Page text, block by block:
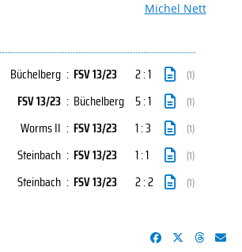
Michel Nett
Büchelberg : FSV 13/23 2 : 1 (1)
FSV 13/23 : Büchelberg 5 : 1 (1)
Worms II : FSV 13/23 1 : 3 (1)
Steinbach : FSV 13/23 1 : 1 (1)
Steinbach : FSV 13/23 2 : 2 (1)